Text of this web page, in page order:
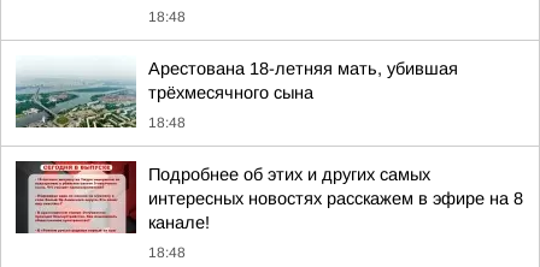
18:48
Арестована 18-летняя мать, убившая
трёхмесячного сына
18:48
Подробнее об этих и других самых
интересных новостях расскажем в эфире на 8
канале!
18:48